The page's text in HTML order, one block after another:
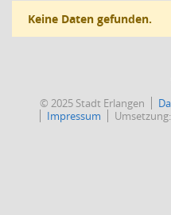
Keine Daten gefunden.
© 2025 Stadt Erlangen
Impressum
Umsetzung: